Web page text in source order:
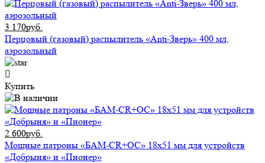
3 170руб.
Перцовый (газовый) распылитель «Anti-Зверь» 400 мл,
аэрозольный
Купить
2 600руб.
Мощные патроны «БАМ-CR+ОС» 18х51 мм для устройств
«Добрыня» и «Пионер»